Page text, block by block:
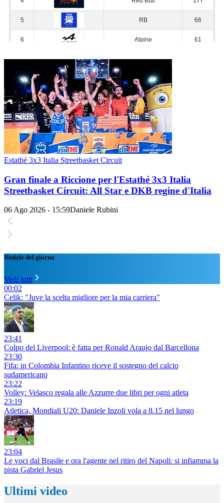
Estathé 3x3 Italia Streetbasket Circuit
Gran finale a Riccione per l'Estathé 3x3 Italia
Streetbasket Circuit: All Star e DKB regine d'Italia
06 Ago 2026 - 15:59Daniele Rubini
Notizie del giorno
Vedi tutti
00:02
Celik: "Juve la scelta migliore per la mia carriera"
23:41
Colpo del Liverpool: è fatta per Ronald Araujo dal Barcellona
23:30
Fifa: in Colombia Infantino riceve il sostegno del calcio
sudamericano
23:22
Volley: Velasco regala alle Azzurre due libri per ogni atleta
23:19
Atletica, Mondiali U20: Daniele Inzoli vola a 8.15 nel lungo
23:04
Le voci dal Brasile e ora l'agente nel ritiro del Napoli: si infiamma la
pista Gabriel Jesus
Ultimi video